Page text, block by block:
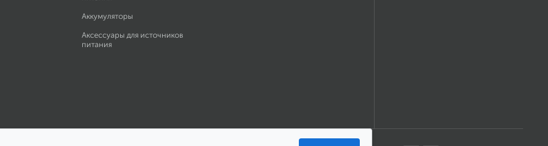
Аккумуляторы
Аксессуары для источников
питания